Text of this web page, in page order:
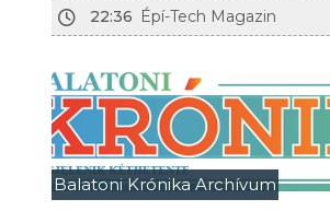
22:36 Épí-Tech Magazin
Balatoni Krónika Archívum